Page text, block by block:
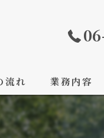
流れ 業務内容